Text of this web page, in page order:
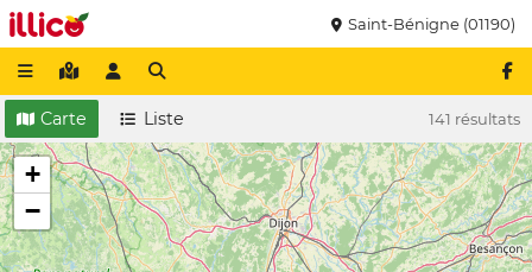
Saint-Bénigne (01190)
141 résultats
Carte Liste
+
−